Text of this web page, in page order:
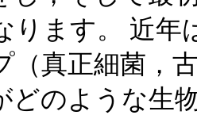
ります。 近年
（真正細菌，
どのような生